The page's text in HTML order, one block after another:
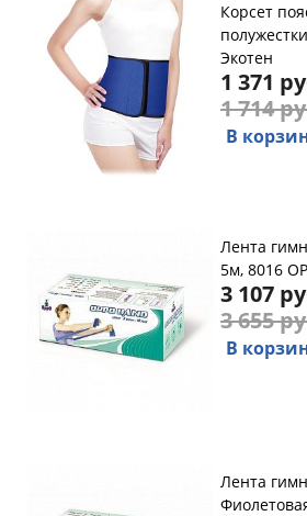
Корсет
Экотен
1 371
1 714
В
Лента
5м, 8016
3 107
3 655
В
Лента